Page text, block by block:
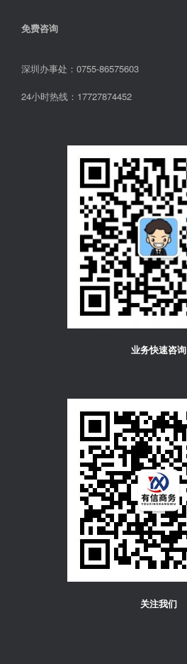
免费咨询
深圳办事处：0755-86575603
24小时热线：17727874452
业务快速咨询
关注我们